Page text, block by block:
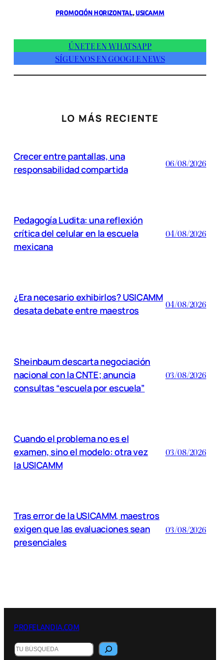
PROMOCIÓN HORIZONTAL, USICAMM
ÚNETE EN WHATSAPP
SÍGUENOS EN GOOGLE NEWS
LO MÁS RECIENTE
Crecer entre pantallas, una
responsabilidad compartida
06/08/2026
Pedagogía Ludita: una reflexión
crítica del celular en la escuela
mexicana
04/08/2026
¿Era necesario exhibirlos? USICAMM
desata debate entre maestros
04/08/2026
Sheinbaum descarta negociación
nacional con la CNTE; anuncia
consultas “escuela por escuela”
03/08/2026
Cuando el problema no es el
examen, sino el modelo: otra vez
la USICAMM
03/08/2026
Tras error de la USICAMM, maestros
exigen que las evaluaciones sean
presenciales
03/08/2026
PROFELANDIA.COM
B
u